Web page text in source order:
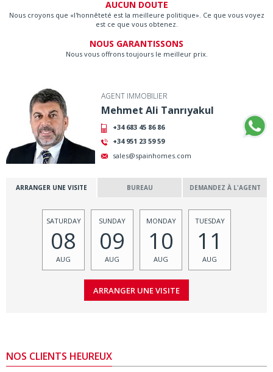
AUCUN DOUTE
Nous croyons que «l'honnêteté est la meilleure politique». Ce que vous voyez
est ce que vous obtenez.
NOUS GARANTISSONS
Nous vous offrons toujours le meilleur prix.
AGENT IMMOBILIER
Mehmet Ali Tanrıyakul
+34 683 45 86 86
+34 951 23 59 59
sales@spainhomes.com
ARRANGER UNE VISITE BUREAU DEMANDEZ À L'AGENT
SATURDAY
08
AUG
SUNDAY
09
AUG
MONDAY
10
AUG
TUESDAY
11
AUG
NOS CLIENTS HEUREUX